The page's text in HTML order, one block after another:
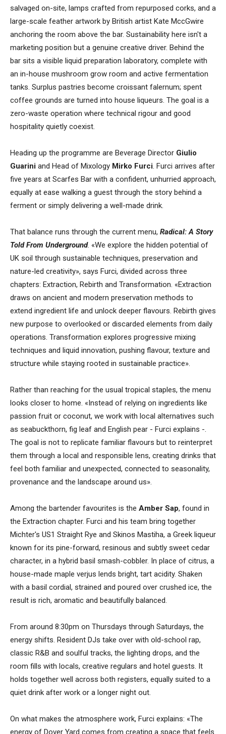
salvaged on-site, lamps crafted from repurposed corks, and a
large-scale feather artwork by British artist Kate MccGwire
anchoring the room above the bar. Sustainability here isn't a
marketing position but a genuine creative driver. Behind the
bar sits a visible liquid preparation laboratory, complete with
an in-house mushroom grow room and active fermentation
tanks. Surplus pastries become croissant falernum; spent
coffee grounds are turned into house liqueurs. The goal is a
zero-waste operation where technical rigour and good
hospitality quietly coexist.
Heading up the programme are Beverage Director Giulio
Guarini and Head of Mixology Mirko Furci. Furci arrives after
five years at Scarfes Bar with a confident, unhurried approach,
equally at ease walking a guest through the story behind a
ferment or simply delivering a well-made drink.
That balance runs through the current menu, Radical: A Story
Told From Underground. «We explore the hidden potential of
UK soil through sustainable techniques, preservation and
nature-led creativity», says Furci, divided across three
chapters: Extraction, Rebirth and Transformation. «Extraction
draws on ancient and modern preservation methods to
extend ingredient life and unlock deeper flavours. Rebirth gives
new purpose to overlooked or discarded elements from daily
operations. Transformation explores progressive mixing
techniques and liquid innovation, pushing flavour, texture and
structure while staying rooted in sustainable practice».
Rather than reaching for the usual tropical staples, the menu
looks closer to home. «Instead of relying on ingredients like
passion fruit or coconut, we work with local alternatives such
as seabuckthorn, fig leaf and English pear - Furci explains -.
The goal is not to replicate familiar flavours but to reinterpret
them through a local and responsible lens, creating drinks that
feel both familiar and unexpected, connected to seasonality,
provenance and the landscape around us».
Among the bartender favourites is the Amber Sap, found in
the Extraction chapter. Furci and his team bring together
Michter's US1 Straight Rye and Skinos Mastiha, a Greek liqueur
known for its pine-forward, resinous and subtly sweet cedar
character, in a hybrid basil smash-cobbler. In place of citrus, a
house-made maple verjus lends bright, tart acidity. Shaken
with a basil cordial, strained and poured over crushed ice, the
result is rich, aromatic and beautifully balanced.
From around 8:30pm on Thursdays through Saturdays, the
energy shifts. Resident DJs take over with old-school rap,
classic R&B and soulful tracks, the lighting drops, and the
room fills with locals, creative regulars and hotel guests. It
holds together well across both registers, equally suited to a
quiet drink after work or a longer night out.
On what makes the atmosphere work, Furci explains: «The
energy of Dover Yard comes from creating a space that feels